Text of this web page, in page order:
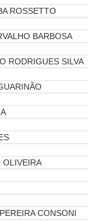
ROSSETTO
BARBOSA
RODRIGUES SILVA
OLIVEIRA
CONSONI